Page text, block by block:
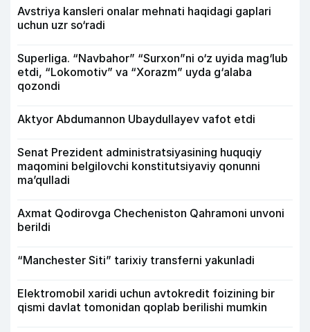
Avstriya kansleri onalar mehnati haqidagi gaplari
uchun uzr so‘radi
Superliga. “Navbahor” “Surxon”ni o‘z uyida mag‘lub
etdi, “Lokomotiv” va “Xorazm” uyda g‘alaba
qozondi
Aktyor Abdu­mannon Ubaydullayev vafot etdi
Senat Prezident administratsiyasining huquqiy
maqomini belgilovchi konstitutsiyaviy qonunni
ma’qulladi
Axmat Qodirovga Checheniston Qahramoni unvoni
berildi
“Manchester Siti” tarixiy transferni yakunladi
Elektromobil xaridi uchun avtokredit foizining bir
qismi davlat tomonidan qoplab berilishi mumkin